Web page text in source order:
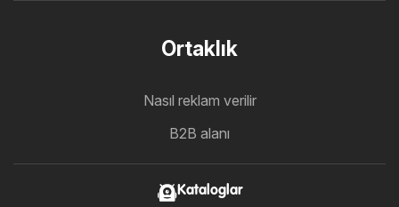
Ortaklık
Nasıl reklam verilir
B2B alanı
Kataloglar